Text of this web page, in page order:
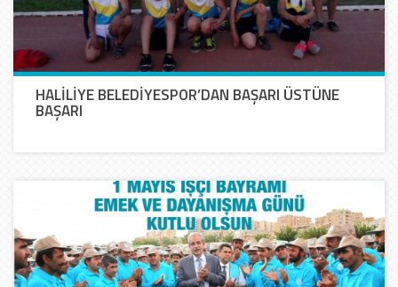
HALİLİYE BELEDİYESPOR’DAN BAŞARI ÜSTÜNE
BAŞARI